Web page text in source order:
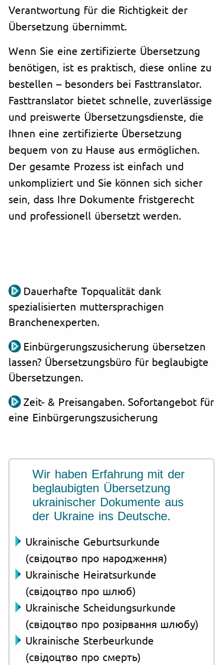
Verantwortung für die Richtigkeit der
Übersetzung übernimmt.
Wenn Sie eine zertifizierte Übersetzung
benötigen, ist es praktisch, diese online zu
bestellen – besonders bei Fasttranslator.
Fasttranslator bietet schnelle, zuverlässige
und preiswerte Übersetzungsdienste, die
Ihnen eine zertifizierte Übersetzung
bequem von zu Hause aus ermöglichen.
Der gesamte Prozess ist einfach und
unkompliziert und Sie können sich sicher
sein, dass Ihre Dokumente fristgerecht
und professionell übersetzt werden.
Dauerhafte Topqualität dank
spezialisierten muttersprachigen
Branchenexperten.
Einbürgerungszusicherung übersetzen
lassen? Übersetzungsbüro für beglaubigte
Übersetzungen.
Zeit- & Preisangaben. Sofortangebot für
eine Einbürgerungszusicherung
Wir haben Erfahrung mit der
beglaubigten Übersetzung
ukrainischer Dokumente aus
der Ukraine ins Deutsche.
Ukrainische Geburtsurkunde
(свідоцтво про народження)
Ukrainische Heiratsurkunde
(свідоцтво про шлюб)
Ukrainische Scheidungsurkunde
(свідоцтво про розірвання шлюбу)
Ukrainische Sterbeurkunde
(свідоцтво про смерть)